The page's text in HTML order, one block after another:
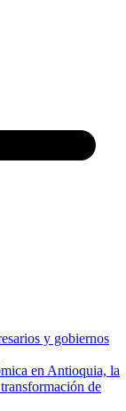
y gobiernos
en Antioquia, la
de